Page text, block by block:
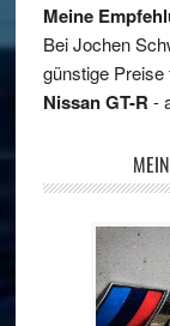
Meine
Bei Jochen
günstige
Nissan GT-R -